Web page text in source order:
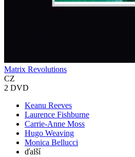
Matrix Revolutions
CZ
2 DVD
Keanu Reeves
Laurence Fishburne
Carrie-Anne Moss
Hugo Weaving
Monica Bellucci
ďalší